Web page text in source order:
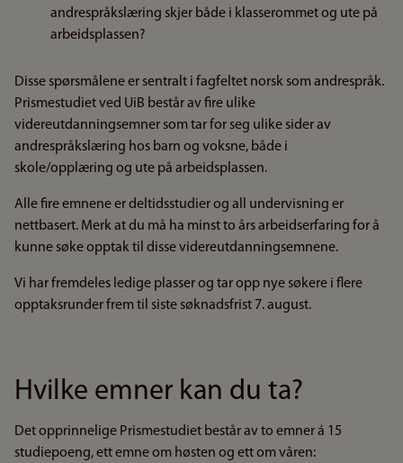
andrespråkslæring skjer både i klasserommet og ute på
arbeidsplassen?
Disse spørsmålene er sentralt i fagfeltet norsk som andrespråk.
Prismestudiet ved UiB består av fire ulike
videreutdanningsemner som tar for seg ulike sider av
andrespråkslæring hos barn og voksne, både i
skole/opplæring og ute på arbeidsplassen.
Alle fire emnene er deltidsstudier og all undervisning er
nettbasert. Merk at du må ha minst to års arbeidserfaring for å
kunne søke opptak til disse videreutdanningsemnene.
Vi har fremdeles ledige plasser og tar opp nye søkere i flere
opptaksrunder frem til siste søknadsfrist 7. august.
Hvilke emner kan du ta?
Det opprinnelige Prismestudiet består av to emner á 15
studiepoeng, ett emne om høsten og ett om våren: